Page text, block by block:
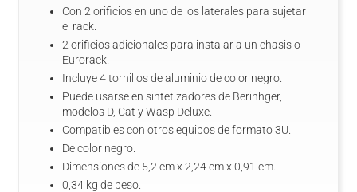
Con 2 orificios en uno de los laterales para sujetar
el rack.
2 orificios adicionales para instalar a un chasis o
Eurorack.
Incluye 4 tornillos de aluminio de color negro.
Puede usarse en sintetizadores de Berinhger,
modelos D, Cat y Wasp Deluxe.
Compatibles con otros equipos de formato 3U.
De color negro.
Dimensiones de 5,2 cm x 2,24 cm x 0,91 cm.
0,34 kg de peso.